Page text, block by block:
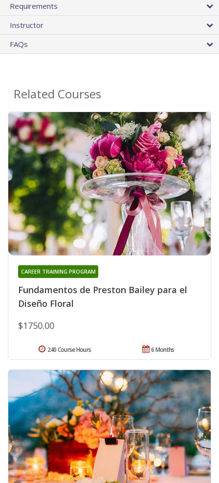
Requirements
Instructor
FAQs
Related Courses
Fundamentos de Preston Bailey para el
Diseño Floral
CAREER TRAINING PROGRAM
$1750.00
6 Months
240 Course Hours